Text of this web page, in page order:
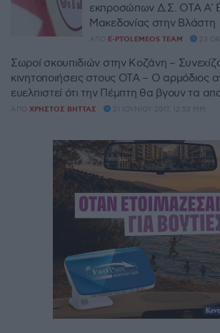
εκπροσώπων Δ.Σ. ΟΤΑ Α’
Μακεδονίας στην Βλάστη
ΑΠΌ E-PTOLEMEOS TEAM 23
Σωροί σκουπιδιών στην Κοζάνη –
κινητοποιήσεις στους ΟΤΑ – Ο αρμόδιος
ευελπιστεί ότι την Πέμπτη θα βγουν τα
ΑΠΌ ΧΡΉΣΤΟΣ ΒΉΤΤΑΣ 21 ΙΟΥΝΊΟΥ 2017, 12:53 ΜΜ